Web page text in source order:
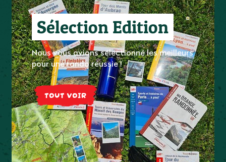
Sélection Edition
Nous vous avions sélectionné les meilleurs
pour une rando réussie !
TOUT VOIR